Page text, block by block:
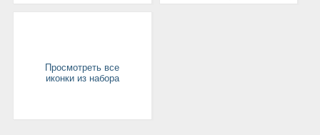
Просмотреть все
иконки из набора